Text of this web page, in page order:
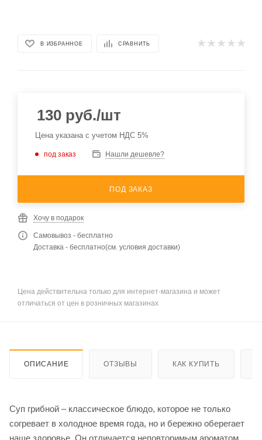
В ИЗБРАННОЕ СРАВНИТЬ
130 руб./шт
Цена указана с учетом НДС 5%
под заказ Нашли дешевле?
ПОД ЗАКАЗ
Хочу в подарок
Самовывоз - бесплатно
Доставка - бесплатно(см. условия доставки)
Цена действительна только для интернет-магазина и может
отличаться от цен в розничных магазинах
ОПИСАНИЕ ОТЗЫВЫ КАК КУПИТЬ
Суп грибной – классическое блюдо, которое не только
согревает в холодное время года, но и бережно оберегает
наше здоровье. Он отличается неповторимым ароматом и